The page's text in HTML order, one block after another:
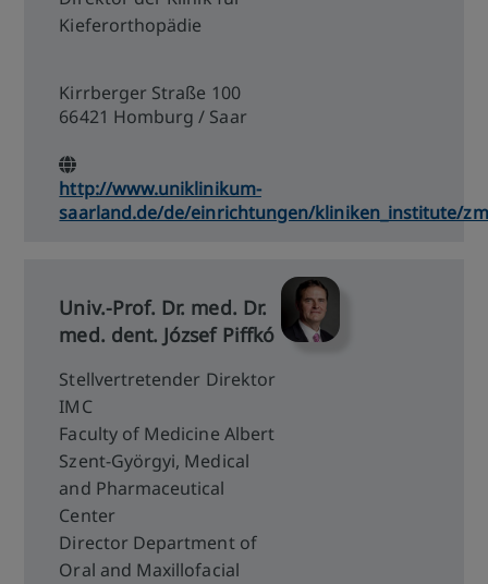
Kieferorthopädie
Kirrberger Straße 100
66421 Homburg / Saar
http://www.uniklinikum-
saarland.de/de/einrichtungen/kliniken_institute/
Univ.-Prof. Dr. med. Dr.
med. dent. József Piffkó
Stellvertretender Direktor
IMC
Faculty of Medicine Albert
Szent-Györgyi, Medical
and Pharmaceutical
Center
Director Department of
Oral and Maxillofacial